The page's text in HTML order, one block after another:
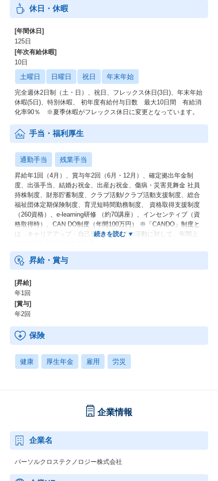
休日・休暇
[年間休日]
125日
[年次有給休暇]
10日
土曜日 日曜日 祝日 年末年始
完全週休2日制（土・日）、祝日、フレックス休日(3日)、年末年始
休暇(5日)、特別休暇、 初年度有給付与日数 最大10日間 有給消
化率90％ ※夏季休暇がフレックス休日に変更となっています。
手当・福利厚生
通勤手当 残業手当
昇給年1回（4月）、賞与年2回（6月・12月）、確定拠出年金制
度、出張手当、結婚お祝金、出産お祝金、傷病・災害見舞金 社員
持株制度、財形貯蓄制度、クラブ活動/クラブ活動支援制度、総合
福祉団体定期保険制度、育児短時間勤務制度、 資格取得支援制度
（260資格）、e-learning研修 （約70講座）、インセンティブ（資
格取得時）、CAN DO制度（年間100万円） ※「CANDO」制度と
は…キャリアアップ・自己実現に向けての活動に対して、年間上
昇給・賞与
[昇給]
年1回
[賞与]
年2回
保険
健康 厚生年金 雇用 労災
企業情報
企業名
パーソルクロステクノロジー株式会社